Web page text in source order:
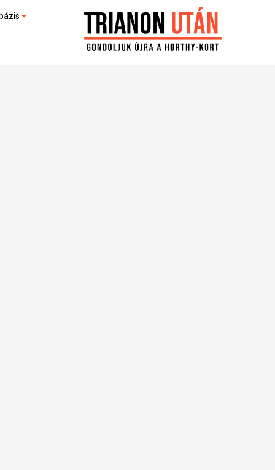
(feltöltés alatt)